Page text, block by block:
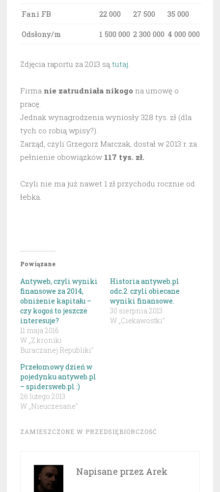
Fani FB 22 000 27 500 35 000
Odsłony/m 1 500 000 2 300 000 4 000 000
Zdjęcia raportu za 2013 są tutaj.
Firma nie zatrudniała nikogo na umowę o
pracę.
Jednak wynagrodzenia wyniosły 328 tys. zł (dla
tych co robią wpisy?).
Zarząd, czyli Grzegorz Marczak, dostał w 2013 r. za
pełnienie obowiązków 117 tys. zł.
Czyli nie ma już nawet 1 zł przychodu rocznie od
łebka.
Powiązane
Antyweb, czyli wyniki
finansowe za 2014,
obniżenie kapitału –
czy kogoś to jeszcze
interesuje?
11 maja 2016
W „Z kroniki
Buraczanej Republiki"
Historia antyweb.pl
odc.2. czyli obiecane
wyniki finansowe.
30 sierpnia 2013
W „Ciekawostki"
Przełomowy dzień w
pojedynku antyweb.pl
– spidersweb.pl :)
26 lutego 2013
W „Nieuczesane"
ZAMIESZCZONE W PRZEDSIĘBIORCZOŚĆ
Napisane przez Arek